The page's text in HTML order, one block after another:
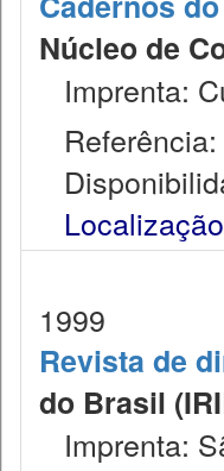
Núcleo de
Imprenta:
1999
Revista de
do Brasil
Imprenta: